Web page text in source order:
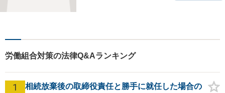
／休日対応可能】公平・公正
な立場から、事件の見通しを
正確に伝えます。お気軽にご
相談ください。
労働組合対策の法律Q&Aランキング
1
相続放棄後の取締役責任と勝手に就任した場合の